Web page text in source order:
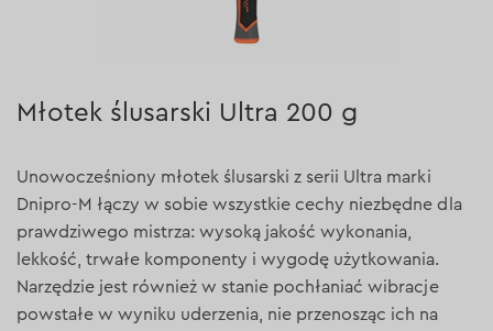
Młotek ślusarski Ultra 200 g
Unowocześniony młotek ślusarski z serii Ultra marki
Dnipro-M łączy w sobie wszystkie cechy niezbędne dla
prawdziwego mistrza: wysoką jakość wykonania,
lekkość, trwałe komponenty i wygodę użytkowania.
Narzędzie jest również w stanie pochłaniać wibracje
powstałe w wyniku uderzenia, nie przenosząc ich na